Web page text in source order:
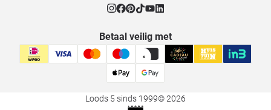
Betaal veilig met
Loods 5 sinds 1999© 2026